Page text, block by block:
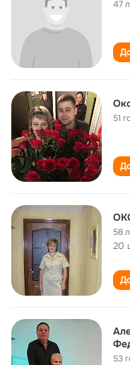
47
51
58
20
53